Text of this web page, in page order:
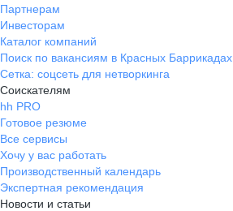
Партнерам
Инвесторам
Каталог компаний
Поиск по вакансиям в Красных Баррикадах
Сетка: соцсеть для нетворкинга
Соискателям
hh PRO
Готовое резюме
Все сервисы
Хочу у вас работать
Производственный календарь
Экспертная рекомендация
Новости и статьи